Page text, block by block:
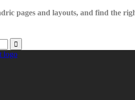
pages and layouts, and find the